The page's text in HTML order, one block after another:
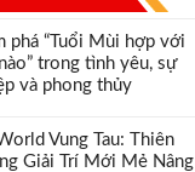
phá “Tuổi Mùi hợp với
trong tình yêu, sự
và phong thủy
Vung Tau: Thiên
Giải Trí Mới Mẻ Nâng